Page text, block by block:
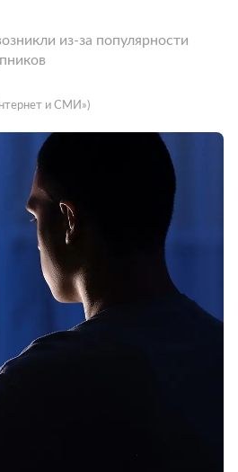
из-за популярности
и СМИ»)